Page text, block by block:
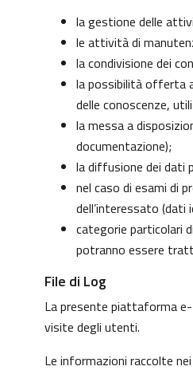
la gestione delle
le attività di
la condivisione dei
la possibilità offerta
delle conoscenze,
la messa a
documentazione);
la diffusione dei dati
nel caso di esami di
dell’interessato
categorie particolari
potranno essere
File di Log
La presente piattaforma
visite degli utenti.
Le informazioni raccolte